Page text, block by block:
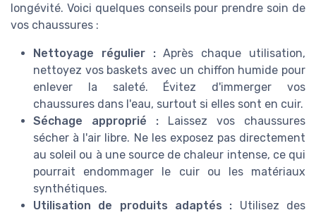
longévité. Voici quelques conseils pour prendre soin de
vos chaussures :
Nettoyage régulier :Après chaque utilisation,
nettoyez vos baskets avec un chiffon humide pour
enlever la saleté. Évitez d'immerger vos
chaussures dans l'eau, surtout si elles sont en cuir.
Séchage approprié : Laissez vos chaussures
sécher à l'air libre. Ne les exposez pas directement
au soleil ou à une source de chaleur intense, ce qui
pourrait endommager le cuir ou les matériaux
synthétiques.
Utilisation de produits adaptés : Utilisez des